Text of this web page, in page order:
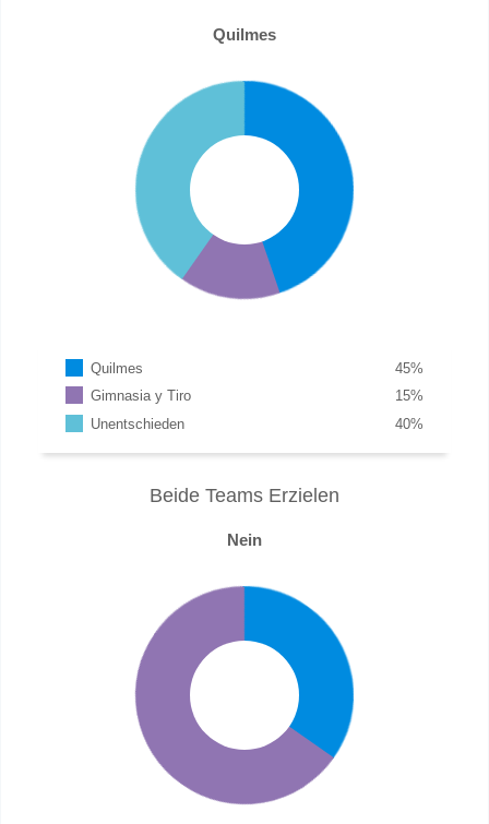
Quilmes
Quilmes %
45
Gimnasia y Tiro
%
15
Unentschieden
%
40
Beide Teams Erzielen
Nein